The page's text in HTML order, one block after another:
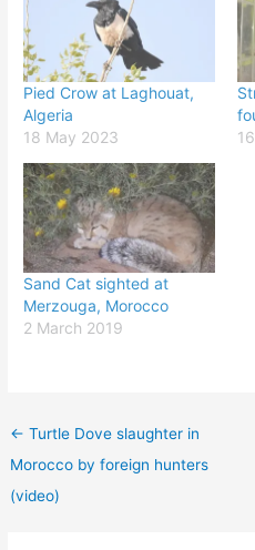
Pied Crow at Laghouat,
Algeria
18 May 2023
Sand Cat sighted at
Merzouga, Morocco
2 March 2019
← Turtle Dove slaughter in
Morocco by foreign hunters
(video)